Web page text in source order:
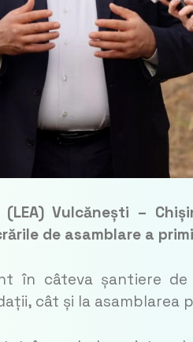
Vulcănești –
de asamblare a
în câteva șantiere
cât și la asamblarea